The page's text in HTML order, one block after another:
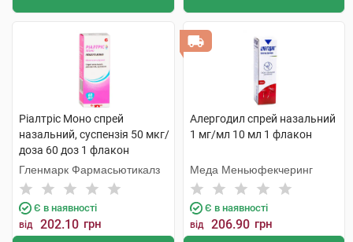
Ріалтріс Моно спрей
назальний, суспензія 50 мкг/
доза 60 доз 1 флакон
Гленмарк Фармасьютикалз
Є в наявності
від 202.10 грн
Алергодил спрей назальний
1 мг/мл 10 мл 1 флакон
Меда Меньюфекчеринг
Є в наявності
від 206.90 грн